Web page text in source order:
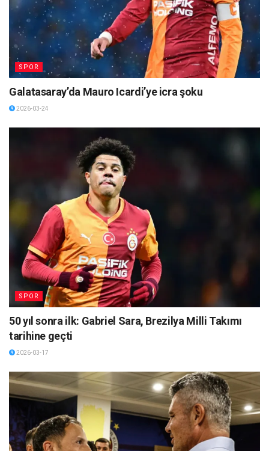
SPOR
Galatasaray’da Mauro Icardi’ye icra şoku
2026-03-24
SPOR
50 yıl sonra ilk: Gabriel Sara, Brezilya Milli Takımı
tarihine geçti
2026-03-17